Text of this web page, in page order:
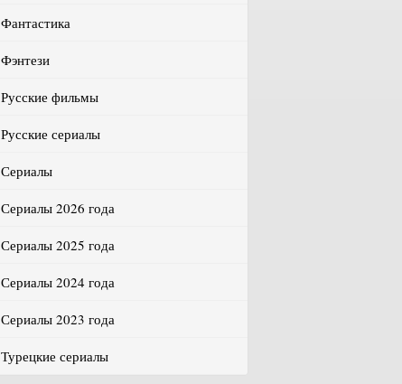
Фантастика
Фэнтези
Русские фильмы
Русские сериалы
Сериалы
Сериалы 2026 года
Сериалы 2025 года
Сериалы 2024 года
Сериалы 2023 года
Турецкие сериалы